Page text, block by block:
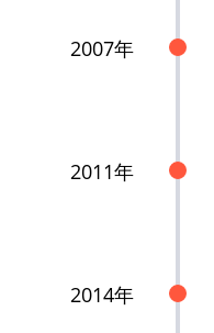
2007年
2011年
2014年